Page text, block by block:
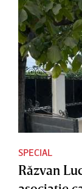
SPECIAL
Răzvan